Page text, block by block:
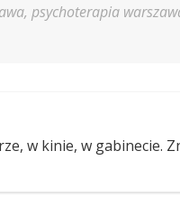
, psychoterapia
w kinie, w gabinecie.